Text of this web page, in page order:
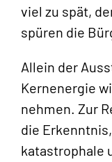
viel zu spät,
spüren die
Allein der
Kernenergie
nehmen. Zur
die
katastrophale